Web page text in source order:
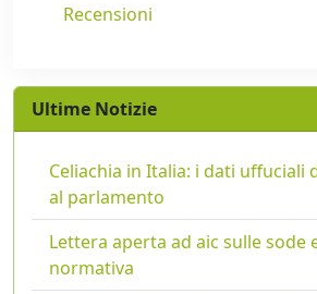
Recensioni
Ultime Notizie
Celiachia in Italia: i dati uffuciali
al parlamento
Lettera aperta ad aic sulle sode
normativa